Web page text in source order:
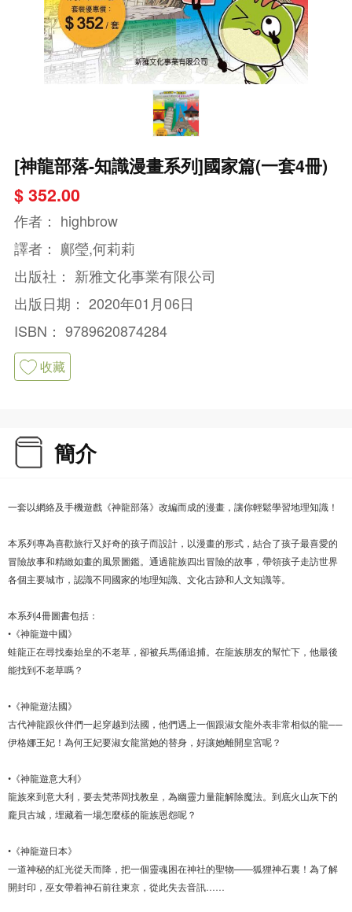
[神龍部落-知識漫畫系列]國家篇(一套4冊)
$ 352.00
作者： highbrow
譯者： 鄺瑩,何莉莉
出版社： 新雅文化事業有限公司
出版日期： 2020年01月06日
ISBN： 9789620874284
收藏
簡介
一套以網絡及手機遊戲《神龍部落》改編而成的漫畫，讓你輕鬆學習地理知識！
本系列專為喜歡旅行又好奇的孩子而設計，以漫畫的形式，結合了孩子最喜愛的
冒險故事和精緻如畫的風景圖鑑。通過龍族四出冒險的故事，帶領孩子走訪世界
各個主要城市，認識不同國家的地理知識、文化古跡和人文知識等。
本系列4冊圖書包括：
•《神龍遊中國》
蛙龍正在尋找秦始皇的不老草，卻被兵馬俑追捕。在龍族朋友的幫忙下，他最後
能找到不老草嗎？
•《神龍遊法國》
古代神龍跟伙伴們一起穿越到法國，他們遇上一個跟淑女龍外表非常相似的龍──
伊格娜王妃！為何王妃要淑女龍當她的替身，好讓她離開皇宮呢？
•《神龍遊意大利》
龍族來到意大利，要去梵蒂岡找教皇，為幽靈力量龍解除魔法。到底火山灰下的
龐貝古城，埋藏着一場怎麼樣的龍族恩怨呢？
•《神龍遊日本》
一道神秘的紅光從天而降，把一個靈魂困在神社的聖物——狐狸神石裏！為了解
開封印，巫女帶着神石前往東京，從此失去音訊……